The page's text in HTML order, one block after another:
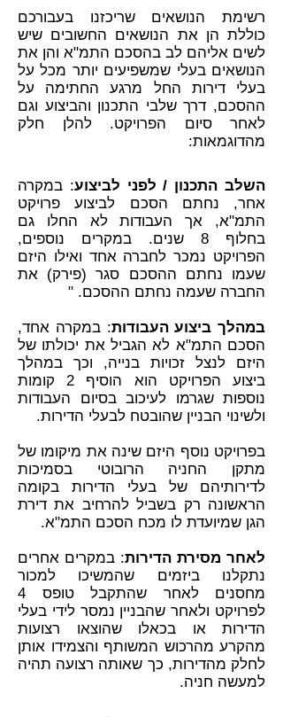
רשימת הנושאים שריכזנו בעבורכם
כוללת הן את הנושאים החשובים שיש
לשים אליהם לב בהסכם התמ"א והן את
הנושאים בעלי שמשפיעים יותר מכל על
בעלי דירות החל מרגע החתימה על
ההסכם, דרך שלבי התכנון והביצוע וגם
לאחר סיום הפרויקט. להלן חלק
מהדוגמאות:
השלב התכנון / לפני לביצוע: במקרה
אחר, נחתם הסכם לביצוע פרויקט
התמ"א, אך העבודות לא החלו גם
בחלוף 8 שנים. במקרים נוספים,
הפרויקט נמכר לחברה אחד ואילו היזם
שעמו נחתם ההסכם סגר (פירק) את
החברה שעמה נחתם ההסכם. "
במהלך ביצוע העבודות: במקרה אחד,
הסכם התמ"א לא הגביל את יכולתו של
היזם לנצל זכויות בנייה, וכך במהלך
ביצוע הפרויקט הוא הוסיף 2 קומות
נוספות שגרמו לעיכוב בסיום העבודות
ולשינוי הבניין שהובטח לבעלי הדירות.
בפרויקט נוסף היזם שינה את מיקומו של
מתקן החניה הרובוטי בסמיכות
לדירותיהם של בעלי הדירות בקומה
הראשונה רק בשביל להרחיב את דירת
הגן שמיועדת לו מכח הסכם התמ"א.
לאחר מסירת הדירות: במקרים אחרים
נתקלנו ביזמים שהמשיכו למכור
מחסנים לאחר שהתקבל טופס 4
לפרויקט ולאחר שהבניין נמסר לידי בעלי
הדירות או בכאלו שהוצאו רצועות
מהקרע מהרכוש המשותף והצמידו אותן
לחלק מהדירות, כך שאותה רצועה תהיה
למעשה חניה.